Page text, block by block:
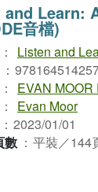
Learn:
音檔)
：
Listen and
：
：
EVAN
：
Evan Moor
： 2023/01/01
數 ： 平裝／144